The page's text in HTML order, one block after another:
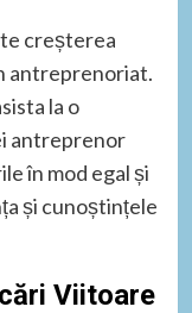
creșterea
antreprenoriat.
la o
antreprenor
în mod egal și
și cunoștințele
Viitoare